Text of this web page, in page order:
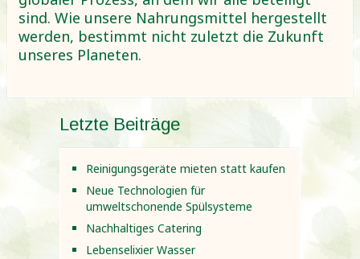
sind. Wie unsere Nahrungsmittel hergestellt
werden, bestimmt nicht zuletzt die Zukunft
unseres Planeten.
Letzte Beiträge
Reinigungsgeräte mieten statt kaufen
Neue Technologien für
umweltschonende Spülsysteme
Nachhaltiges Catering
Lebenselixier Wasser